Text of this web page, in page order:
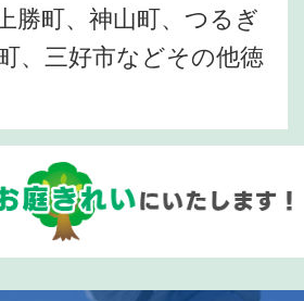
勝町、神山町、つるぎ
、三好市などその他徳